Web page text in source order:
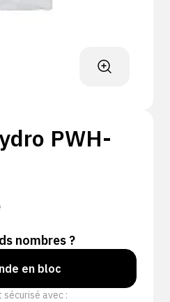
PWH-
nombres ?
en bloc
sécurisé avec :